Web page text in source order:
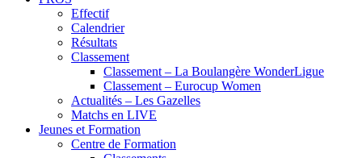
Effectif
Calendrier
Résultats
Classement
Classement – La Boulangère WonderLigue
Classement – Eurocup Women
Actualités – Les Gazelles
Matchs en LIVE
Jeunes et Formation
Centre de Formation